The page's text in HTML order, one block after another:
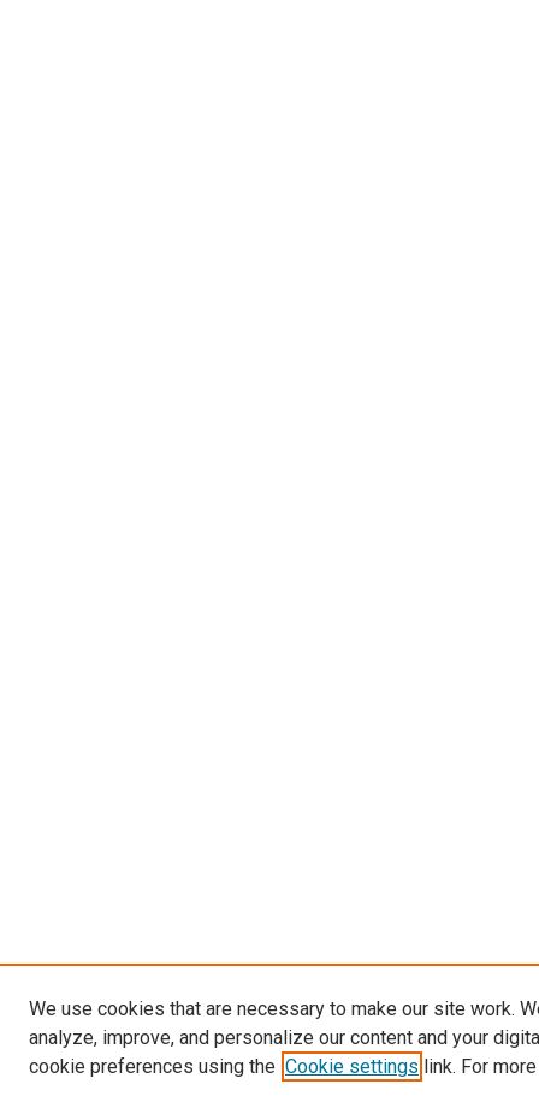
We use cookies that are necessary to make our site work.
analyze, improve, and personalize our content and your
cookie preferences using the Cookie settings link. For